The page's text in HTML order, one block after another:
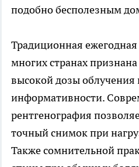
подобно бесполезным
Традиционная
многих странах
высокой дозы облучения
информативности.
рентгенография
точный снимок при
Также сомнительной